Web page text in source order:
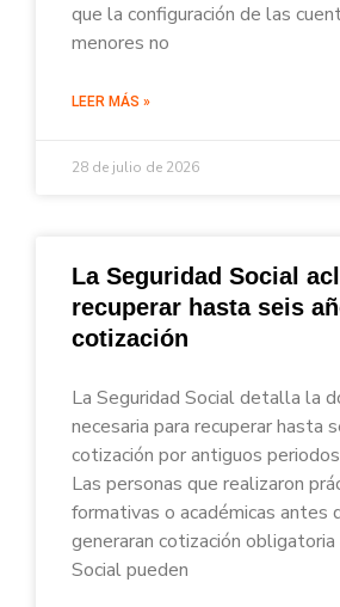
que la configuración de las
menores no
LEER MÁS »
28 de julio de 2026
La Seguridad Social
recuperar hasta seis
cotización
La Seguridad Social detalla la
necesaria para recuperar hasta
cotización por antiguos
Las personas que realizaron
formativas o académicas antes
generaran cotización
Social pueden